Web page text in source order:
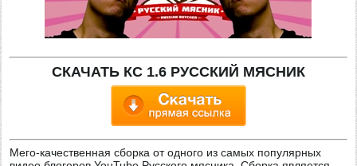
СКАЧАТЬ КС 1.6 РУССКИЙ МЯСНИК
Мего-качественная сборка от одного из самых популярных